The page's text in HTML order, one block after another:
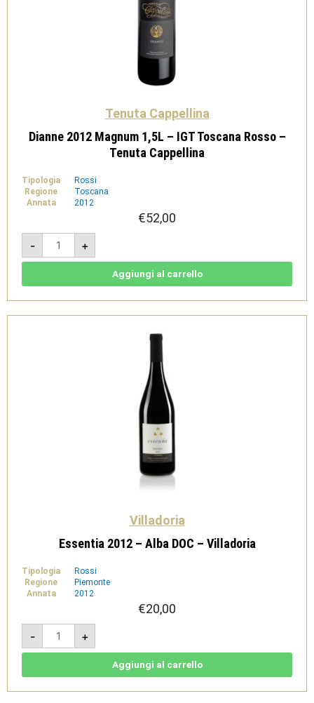
Tenuta Cappellina
Dianne 2012 Magnum 1,5L – IGT Toscana Rosso –
Tenuta Cappellina
Tipologia
Rossi
Regione
Toscana
Annata
2012
€52,00
-
Dianne
2012
Magnum
1,5L
Rosso
Tenuta
+
Aggiungi al carrello
Villadoria
Essentia 2012 – Alba DOC – Villadoria
Tipologia
Rossi
Regione
Piemonte
Annata
2012
€20,00
-
Essentia
2012
-
Alba
quantità
+
Aggiungi al carrello